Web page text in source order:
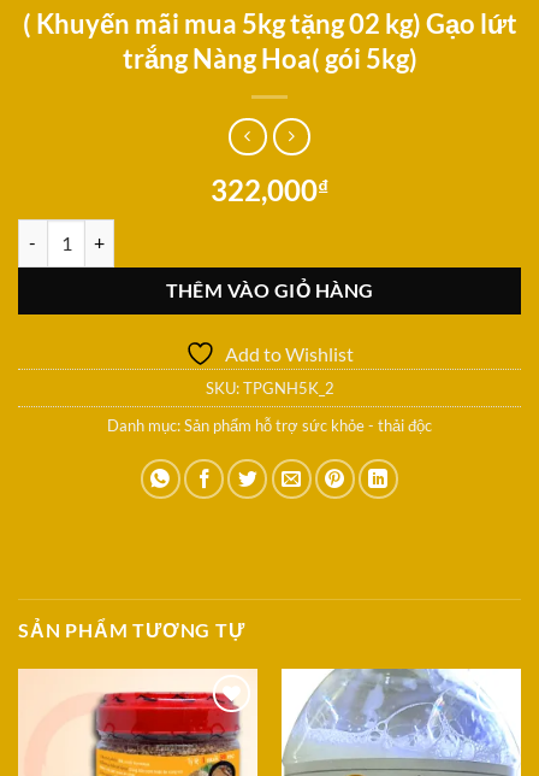
( Khuyến mãi mua 5kg tặng 02 kg) Gạo lứt
trắng Nàng Hoa( gói 5kg)
322,000₫
THÊM VÀO GIỎ HÀNG
Add to Wishlist
SKU:TPGNH5K_2
Danh mục:Sản phẩm hỗ trợ sức khỏe - thải độc
SẢN PHẨM TƯƠNG TỰ
Add to
Wishlist
Add to
Wishlist